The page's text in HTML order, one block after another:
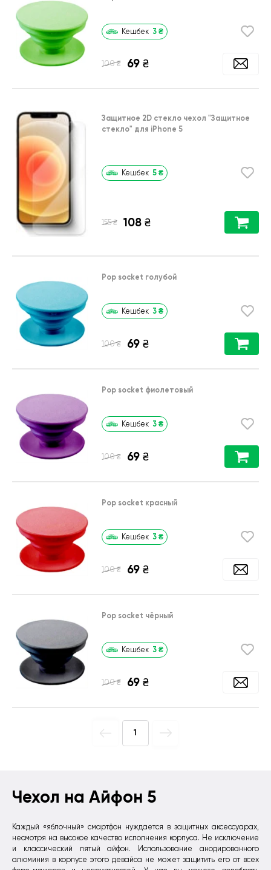
Чехол на Айфон 5
Каждый «яблочный» смартфон нуждается в защитных аксессуарах,
несмотря на высокое качество исполнения корпуса. Не исключение
и классический пятый айфон. Использование анодированного
алюминия в корпусе этого девайса не может защитить его от всех
Кешбек 3 ₴
100 ₴ 69 ₴
Защитное 2D стекло чехол "Защитное
стекло" для iPhone 5
Кешбек 5 ₴
155 ₴ 108 ₴
Pop socket голубой
Кешбек 3 ₴
100 ₴ 69 ₴
Pop socket фиолетовый
Кешбек 3 ₴
100 ₴ 69 ₴
Pop socket красный
Кешбек 3 ₴
100 ₴ 69 ₴
Pop socket чёрный
Кешбек 3 ₴
100 ₴ 69 ₴
1